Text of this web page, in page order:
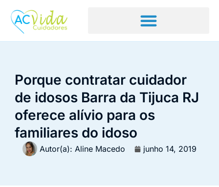
Porque contratar cuidador
de idosos Barra da Tijuca RJ
oferece alívio para os
familiares do idoso
Autor(a): Aline Macedo junho 14, 2019